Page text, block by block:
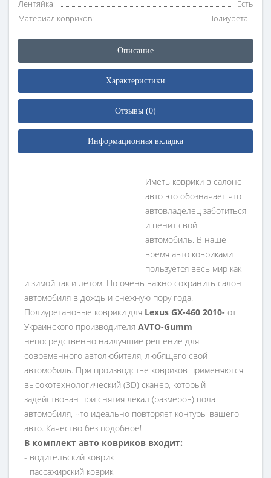
Лентяйка:
Есть
Материал ковриков:
Полиуретан
Описание
Характеристики
Отзывы (0)
Информационная вкладка
Иметь коврики в салоне
авто это обозначает что
автовладелец заботиться
и ценит свой
автомобиль. В наше
время авто ковриками
пользуется весь мир как
и зимой так и летом. Но очень важно сохранить салон
автомобиля в дождь и снежную пору года.
Полиуретановые коврики для Lexus GX-460 2010- от
Украинского производителя AVTO-Gumm
непосредственно наилучшие решение для
современного автолюбителя, любящего свой
автомобиль. При производстве ковриков применяются
высокотехнологический (3D) сканер, который
задействован при снятия лекал (размеров) пола
автомобиля, что идеально повторяет контуры вашего
авто. Качество без подобное!
В комплект авто ковриков входит:
- водительский коврик
- пассажирский коврик